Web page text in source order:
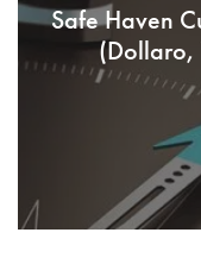
Safe Haven
(Dollaro,